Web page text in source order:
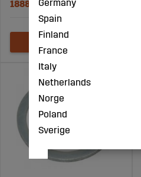
1888 DKKGermany
Spain
Finland
France
Italy
Netherlands
Norge
Poland
Sverige